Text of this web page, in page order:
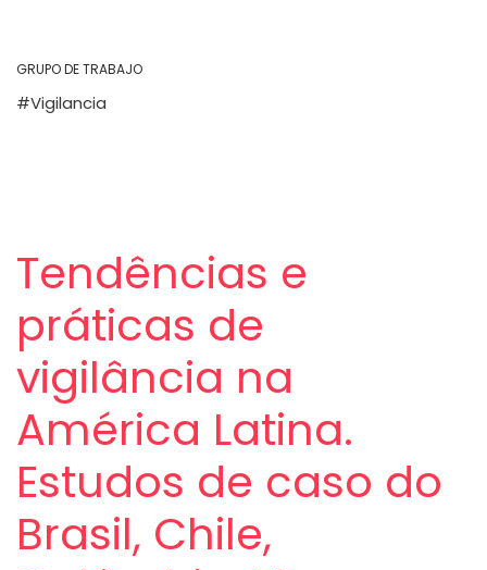
GRUPO DE TRABAJO
Vigilancia
Tendências e
práticas de
vigilância na
América Latina.
Estudos de caso do
Brasil, Chile,